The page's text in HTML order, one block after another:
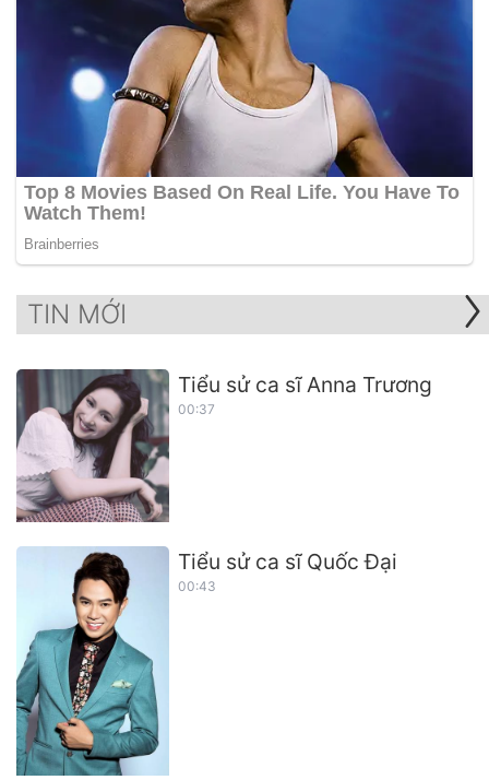
TIN MỚI
Tiểu sử ca sĩ Anna Trương
00:37
Tiểu sử ca sĩ Quốc Đại
00:43